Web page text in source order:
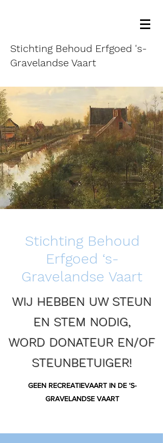
Stichting Behoud Erfgoed 's-
Gravelandse Vaart
Stichting Behoud
Erfgoed ‘s-
Gravelandse Vaart
WIJ HEBBEN UW STEUN
EN STEM NODIG,
WORD DONATEUR EN/OF
STEUNBETUIGER!
GEEN RECREATIEVAART IN DE ‘S-
GRAVELANDSE VAART